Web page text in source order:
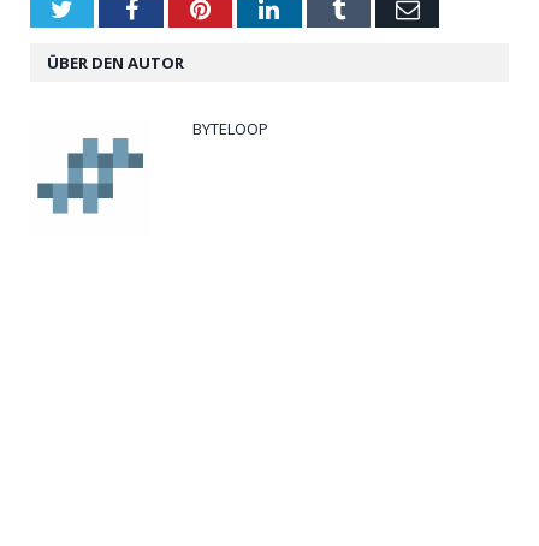
TwitterFacebookPinterestLinkedInTumblrEmail
ÜBER DEN AUTOR
BYTELOOP